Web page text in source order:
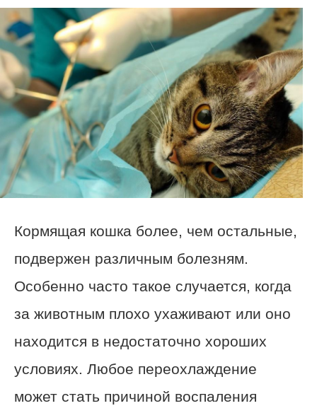
Кормящая кошка более, чем остальные,
подвержен различным болезням.
Особенно часто такое случается, когда
за животным плохо ухаживают или оно
находится в недостаточно хороших
условиях. Любое переохлаждение
может стать причиной воспаления